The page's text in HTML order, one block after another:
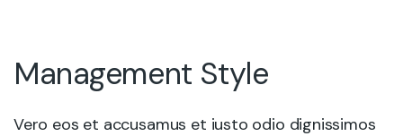
Management Style
Vero eos et accusamus et iusto odio dignissimos